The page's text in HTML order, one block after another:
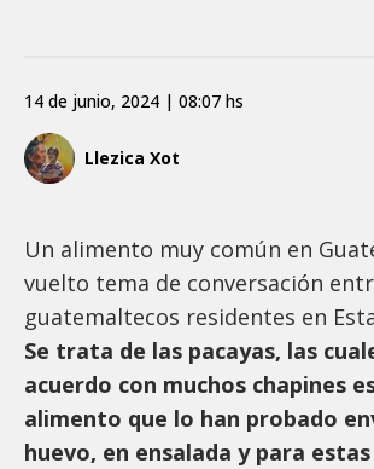
Llezica Xot
14 de junio, 2024 | 08:07 hs
Un alimento muy común en
vuelto tema de conversación
guatemaltecos residentes en
Se trata de las pacayas, las
acuerdo con muchos chapines
alimento que lo han probado
huevo, en ensalada y para